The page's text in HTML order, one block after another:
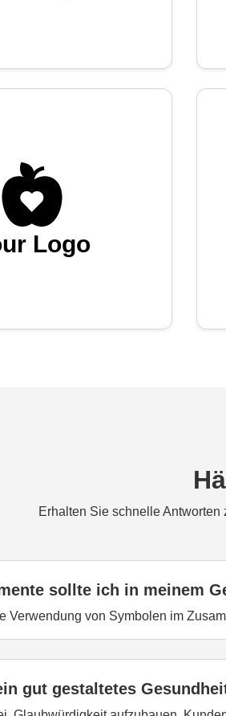
Logo
Erhalten Sie schnelle
sollte ich in meinem
Verwendung von Symbolen im
gut gestaltetes